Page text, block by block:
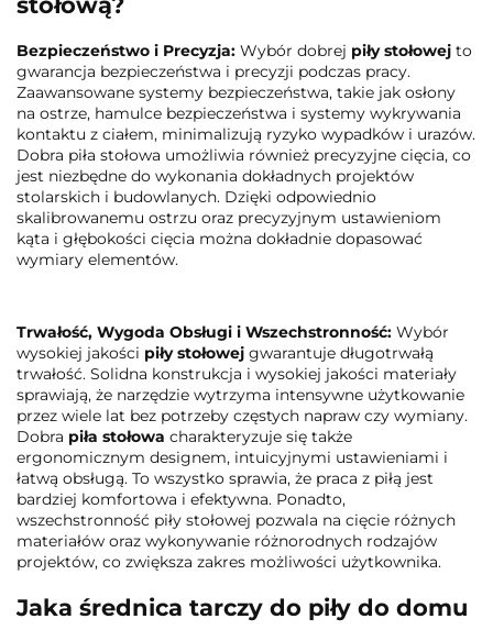
Bezpieczeństwo i Precyzja: Wybór dobrej piły stołowej to
gwarancja bezpieczeństwa i precyzji podczas pracy.
Zaawansowane systemy bezpieczeństwa, takie jak osłony
na ostrze, hamulce bezpieczeństwa i systemy wykrywania
kontaktu z ciałem, minimalizują ryzyko wypadków i urazów.
Dobra piła stołowa umożliwia również precyzyjne cięcia, co
jest niezbędne do wykonania dokładnych projektów
stolarskich i budowlanych. Dzięki odpowiednio
skalibrowanemu ostrzu oraz precyzyjnym ustawieniom
kąta i głębokości cięcia można dokładnie dopasować
wymiary elementów.
Trwałość, Wygoda Obsługi i Wszechstronność: Wybór
wysokiej jakości piły stołowej gwarantuje długotrwałą
trwałość. Solidna konstrukcja i wysokiej jakości materiały
sprawiają, że narzędzie wytrzyma intensywne użytkowanie
przez wiele lat bez potrzeby częstych napraw czy wymiany.
Dobra piła stołowa charakteryzuje się także
ergonomicznym designem, intuicyjnymi ustawieniami i
łatwą obsługą. To wszystko sprawia, że praca z piłą jest
bardziej komfortowa i efektywna. Ponadto,
wszechstronność piły stołowej pozwala na cięcie różnych
materiałów oraz wykonywanie różnorodnych rodzajów
projektów, co zwiększa zakres możliwości użytkownika.
Jaka średnica tarczy do piły do domu